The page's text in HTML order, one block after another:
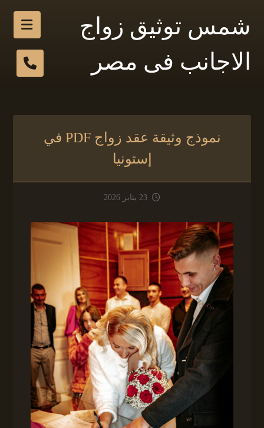
شمس توثيق زواج
الاجانب فى مصر
نموذج وثيقة عقد زواج PDF في
إستونيا
23 يناير 2026